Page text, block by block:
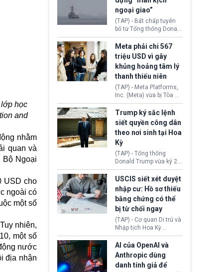
học
and
nhằm
quan và
Bộ Ngoại
USD cho
ngoài có
một số
nhiên,
một số
nước
địa nhận
soát xuất khẩu máy bay
không người lái (UAV)
sang Hoa Kỳ. Động thái
này nhằm đáp trả các
biện pháp hạn chế
thương mại, áp thuế mới
cùng lệnh cấm công
nghệ gần đây từ phía
Washington.
ngoại giao”
(TAP) - Bất chấp tuyên
bố từ Tổng thống Donald
Trump về tiến trình đàm
phán hòa bình, Iran
khẳng định chưa có bất
kỳ thỏa thuận nào.
Tehran cho rằng, Hoa Kỳ
chỉ đang dàn dựng “màn
kịch ngoại giao” để xoa
dịu căng thẳng.
Meta phải chi 567
triệu USD vì gây
khủng hoảng tâm lý
thanh thiếu niên
(TAP) - Meta Platforms,
Inc. (Meta) vừa bị Tòa án
bang New Mexico yêu
cầu đóng góp 567 triệu
USD vào một quỹ khắc
phục hậu quả. Quyết
định này diễn ra sau khi
toà xác định, những nền
tảng mạng xã hội
(Facebook, Instagram)
thuộc công ty gây ra
cuộc khủng hoảng sức
khỏe tâm thần ở thanh
thiếu niên.
Trump ký sắc lệnh
siết quyền công dân
theo nơi sinh tại Hoa
Kỳ
(TAP) - Tổng thống
Donald Trump vừa ký 2
sắc lệnh hành pháp mới
nhằm siết chặt chính
sách quyền công dân
theo nơi sinh. Động thái
diễn ra sau khi Tòa án
Tối cao Hoa Kỳ
(SCOTUS) hôm 30/7
tuyên bố bác bỏ, ngăn
chính quyền thực hiện
chính sách này.
USCIS siết xét duyệt
nhập cư: Hồ sơ thiếu
bằng chứng có thể
bị từ chối ngay
(TAP) - Cơ quan Di trú và
Nhập tịch Hoa Kỳ
(USCIS) vừa thay đổi quy
trình xét duyệt hồ sơ
nhập cư, trao quyền cho
viên chức từ chối ngay
những đơn không chứng
AI của OpenAI và
Anthropic dùng
danh tính giả để